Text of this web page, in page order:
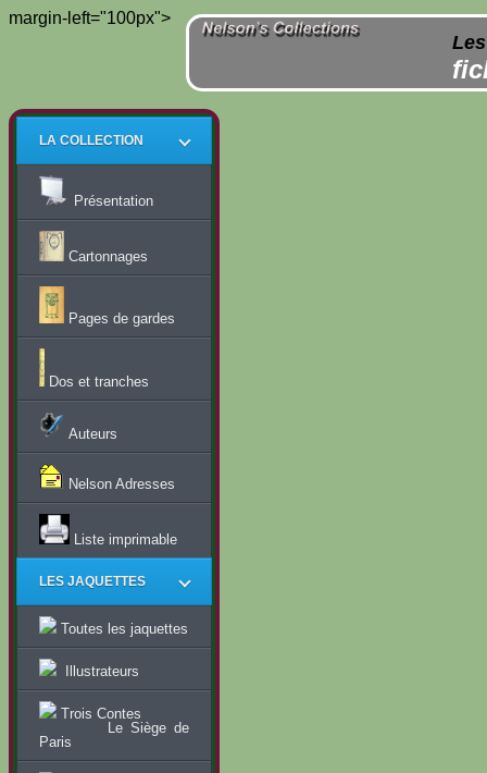
margin-left="100px">
LA COLLECTION
Présentation
Cartonnages
Pages de gardes
Dos et tranches
Auteurs
Nelson Adresses
Liste imprimable
LES JAQUETTES
Toutes les jaquettes
Illustrateurs
Trois Contes
Le Siège de
Paris